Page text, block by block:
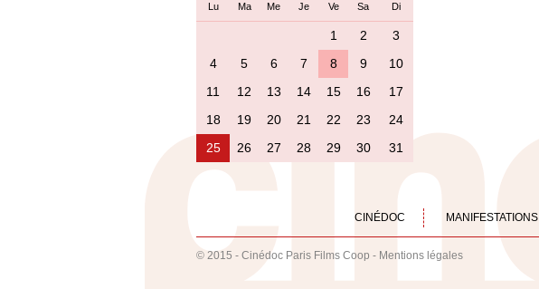
Lu Ma Me Je Ve Sa Di
1 2
3
4
5 6 7 8 9
10
11
12 13 14 15 16
17
18
19 20 21 22 23
24
25
26 27 28 29 30 31
CINÉDOC MANIFESTATIONS
© 2015 - Cinédoc Paris Films Coop - Mentions légales